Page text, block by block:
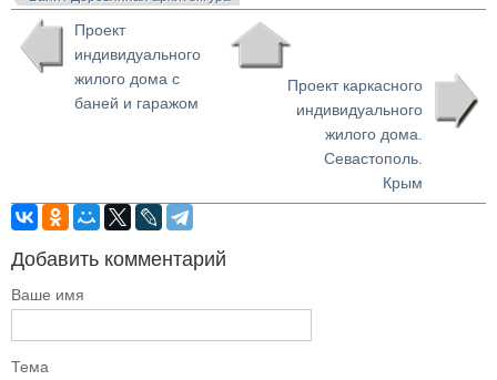
Проект
индивидуального
жилого дома с
баней и гаражом
Проект каркасного
индивидуального
жилого дома.
Севастополь.
Крым
Добавить комментарий
Ваше имя
Тема